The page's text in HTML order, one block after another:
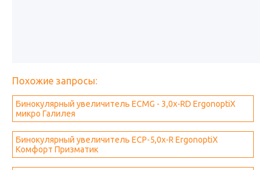
Похожие запросы:
Бинокулярный увеличитель ECMG - 3,0x-RD ErgonoptiX
микро Галилея
Бинокулярный увеличитель ECP-5,0x-R ErgonoptiX
Комфорт Призматик